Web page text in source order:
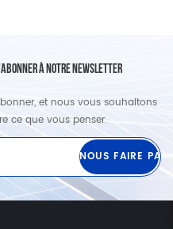
À NOTRE NEWSLETTER
et nous vous souhaitons
ce que vous penser.